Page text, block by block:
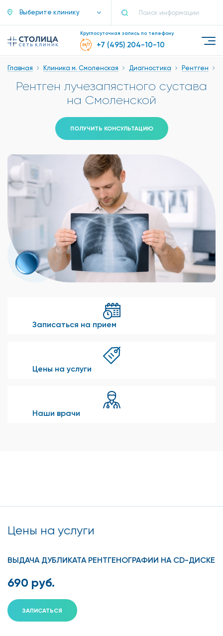
Выберите клинику
Круглосуточная запись по телефону
+7 (495) 204-10-10
Главная Клиника м. Смоленская Диагностика Рентген
Рентген лучезапястного сустава
на Смоленской
ПОЛУЧИТЬ КОНСУЛЬТАЦИЮ
Записаться на прием
Цены на услуги
Наши врачи
Цены на услуги
ВЫДАЧА ДУБЛИКАТА РЕНТГЕНОГРАФИИ НА CD-ДИСКЕ
690 руб.
ЗАПИСАТЬСЯ